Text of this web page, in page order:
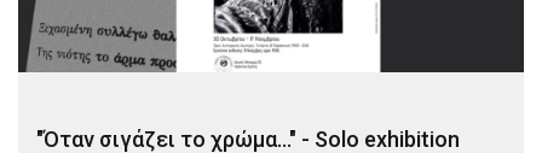
"Όταν σιγάζει το χρώμα..." - Solo exhibition